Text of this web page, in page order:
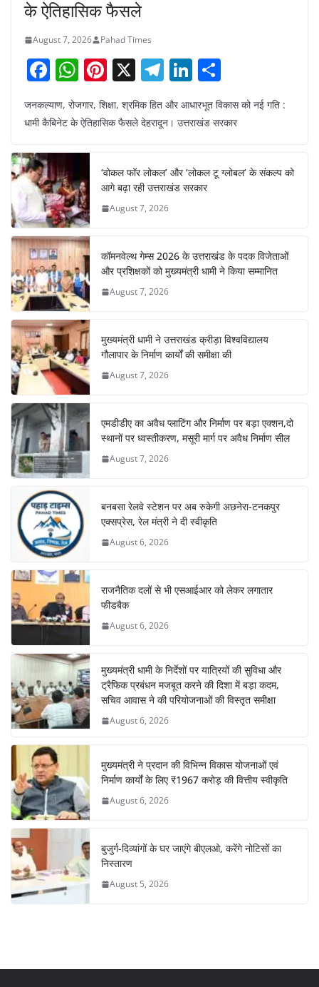
के ऐतिहासिक फैसले
August 7, 2026 Pahad Times
F
c
b
o
o
k
W
at
s
A
p
p
Pi
er
st
X T
el
e
a
m
Li
k
dI
n
h
ar
जनकल्याण, रोजगार, शिक्षा, श्रमिक हित और आधारभूत विकास को नई गति :
धामी कैबिनेट के ऐतिहासिक फैसले देहरादून। उत्तराखंड सरकार
‘वोकल फॉर लोकल’ और ‘लोकल टू ग्लोबल’ के संकल्प को
आगे बढ़ा रही उत्तराखंड सरकार
August 7, 2026
कॉमनवेल्थ गेम्स 2026 के उत्तराखंड के पदक विजेताओं
और प्रशिक्षकों को मुख्यमंत्री धामी ने किया सम्मानित
August 7, 2026
मुख्यमंत्री धामी ने उत्तराखंड क्रीड़ा विश्वविद्यालय
गौलापार के निर्माण कार्यों की समीक्षा की
August 7, 2026
एमडीडीए का अवैध प्लाटिंग और निर्माण पर बड़ा एक्शन,दो
स्थानों पर ध्वस्तीकरण, मसूरी मार्ग पर अवैध निर्माण सील
August 7, 2026
बनबसा रेलवे स्टेशन पर अब रुकेगी अछनेरा-टनकपुर
एक्सप्रेस, रेल मंत्री ने दी स्वीकृति
August 6, 2026
राजनैतिक दलों से भी एसआईआर को लेकर लगातार
फीडबैक
August 6, 2026
मुख्यमंत्री धामी के निर्देशों पर यात्रियों की सुविधा और
ट्रैफिक प्रबंधन मजबूत करने की दिशा में बड़ा कदम,
सचिव आवास ने की परियोजनाओं की विस्तृत समीक्षा
August 6, 2026
मुख्यमंत्री ने प्रदान की विभिन्न विकास योजनाओं एवं
निर्माण कार्यों के लिए ₹1967 करोड़ की वित्तीय स्वीकृति
August 6, 2026
बुजुर्ग-दिव्यांगों के घर जाएंगे बीएलओ, करेंगे नोटिसों का
निस्तारण
August 5, 2026